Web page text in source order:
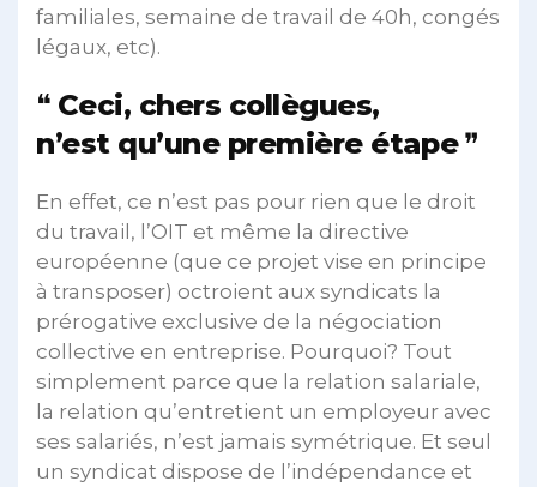
familiales, semaine de travail de 40h, congés
légaux, etc).
Ceci, chers collègues,
n’est qu’une première étape
En effet, ce n’est pas pour rien que le droit
du travail, l’OIT et même la directive
européenne (que ce projet vise en principe
à transposer) octroient aux syndicats la
prérogative exclusive de la négociation
collective en entreprise. Pourquoi? Tout
simplement parce que la relation salariale,
la relation qu’entretient un employeur avec
ses salariés, n’est jamais symétrique. Et seul
un syndicat dispose de l’indépendance et